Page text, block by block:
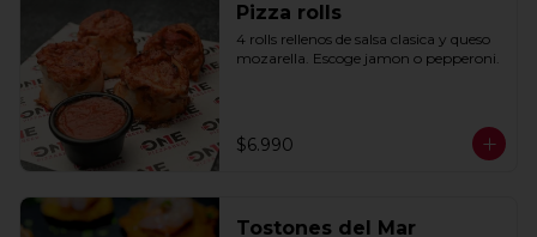
Pizza rolls
4 rolls rellenos de salsa clasica y queso
mozarella. Escoge jamon o pepperoni.
$6.990
Tostones del Mar